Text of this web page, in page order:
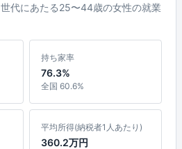
代にあたる25〜44歳の女性の就業
持ち家率
76.3%
全国 60.6%
平均所得(納税者1人あたり)
360.2万円